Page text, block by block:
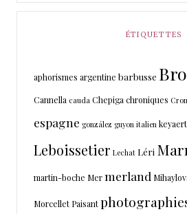
ÉTIQUETTES
aphorismes argentine barbusse
Cannella cauda Chepigachroniques
espagne gonzález guyon italien
Leboissetier Lechat Léri
martin-boche Mermerland
Morcellet Paisant